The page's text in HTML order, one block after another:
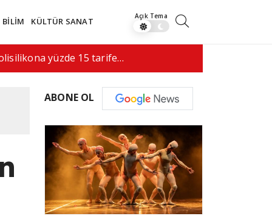
BİLİM KÜLTÜR SANAT
5 kişi hayatını…
ABONE OL